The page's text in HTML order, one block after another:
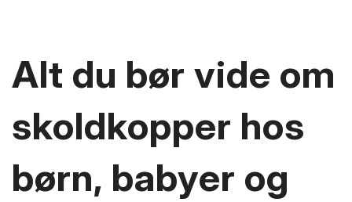
Alt du bør vide om
skoldkopper hos
børn, babyer og